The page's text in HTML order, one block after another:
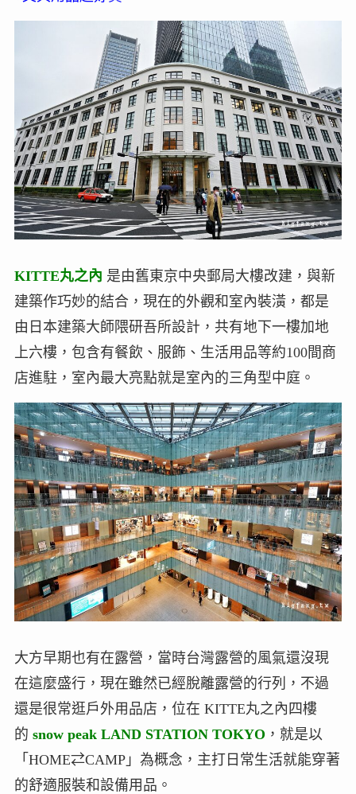
KITTE丸之內 是由舊東京中央郵局大樓改建，與新
建築作巧妙的結合，現在的外觀和室內裝潢，都是
由日本建築大師隈研吾所設計，共有地下一樓加地
上六樓，包含有餐飲、服飾、生活用品等約100間商
店進駐，室內最大亮點就是室內的三角型中庭。
大方早期也有在露營，當時台灣露營的風氣還沒現
在這麼盛行，現在雖然已經脫離露營的行列，不過
還是很常逛戶外用品店，位在 KITTE丸之內四樓
的 snow peak LAND STATION TOKYO ，就是以
「HOME⇄CAMP」為概念，主打日常生活就能穿著
的舒適服裝和設備用品。